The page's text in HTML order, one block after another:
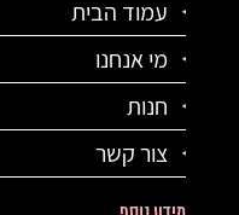
עמוד הבית
מי אנחנו
חנות
צור קשר